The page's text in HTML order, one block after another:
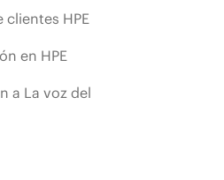
clientes HPE
en HPE
a La voz del